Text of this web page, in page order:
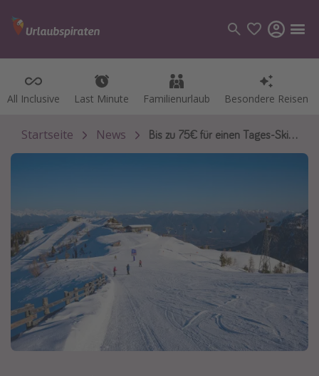
All Inclusive Last Minute Familienurlaub Besondere Reisen
All Inclusive Last Minute Familienurlaub Besondere Reisen
Kategorien
Flüge
Hotel
Reiseziele
Alle Reiseziele
Bodensee Urlaub
Gozo Urlaub
Normandie Urlaub
Startseite News Bis zu 75€ für einen Tages-Skipass